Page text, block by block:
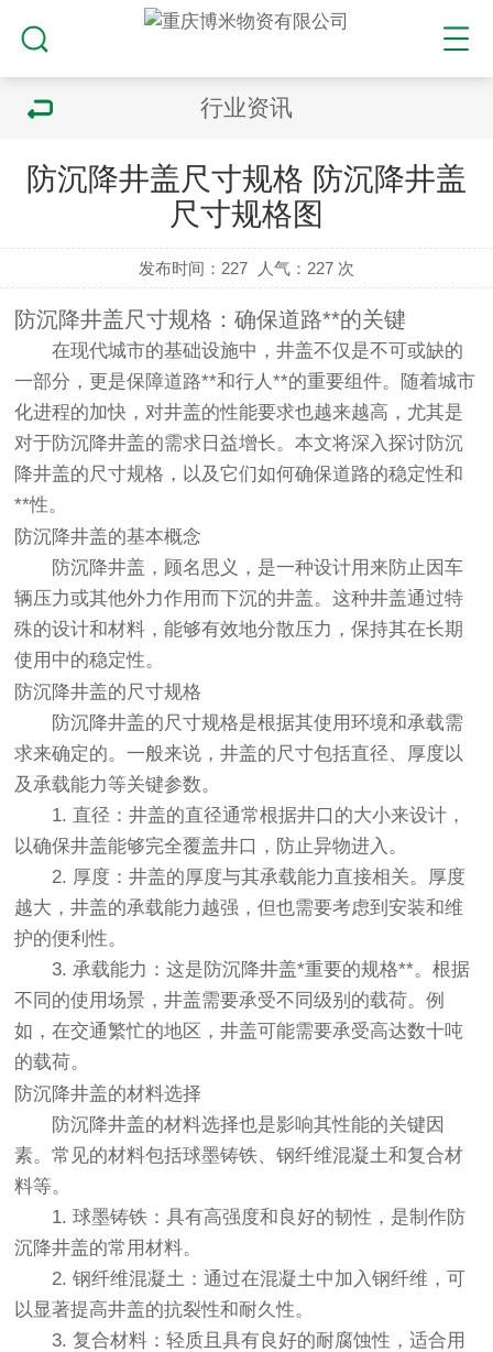
行业资讯
防沉降井盖尺寸规格 防沉降井盖
尺寸规格图
发布时间：227 人气： 227 次
防沉降井盖尺寸规格：确保道路**的关键
在现代城市的基础设施中，井盖不仅是不可或缺的
一部分，更是保障道路**和行人**的重要组件。随着城市
化进程的加快，对井盖的性能要求也越来越高，尤其是
对于防沉降井盖的需求日益增长。本文将深入探讨防沉
降井盖的尺寸规格，以及它们如何确保道路的稳定性和
**性。
防沉降井盖的基本概念
防沉降井盖，顾名思义，是一种设计用来防止因车
辆压力或其他外力作用而下沉的井盖。这种井盖通过特
殊的设计和材料，能够有效地分散压力，保持其在长期
使用中的稳定性。
防沉降井盖的尺寸规格
防沉降井盖的尺寸规格是根据其使用环境和承载需
求来确定的。一般来说，井盖的尺寸包括直径、厚度以
及承载能力等关键参数。
1. 直径 ：井盖的直径通常根据井口的大小来设计，
以确保井盖能够完全覆盖井口，防止异物进入。
2. 厚度 ：井盖的厚度与其承载能力直接相关。厚度
越大，井盖的承载能力越强，但也需要考虑到安装和维
护的便利性。
3. 承载能力 ：这是防沉降井盖*重要的规格**。根据
不同的使用场景，井盖需要承受不同级别的载荷。例
如，在交通繁忙的地区，井盖可能需要承受高达数十吨
的载荷。
防沉降井盖的材料选择
防沉降井盖的材料选择也是影响其性能的关键因
素。常见的材料包括球墨铸铁、钢纤维混凝土和复合材
料等。
1. 球墨铸铁 ：具有高强度和良好的韧性，是制作防
沉降井盖的常用材料。
2. 钢纤维混凝土 ：通过在混凝土中加入钢纤维，可
以显著提高井盖的抗裂性和耐久性。
3. 复合材料 ：轻质且具有良好的耐腐蚀性，适合用